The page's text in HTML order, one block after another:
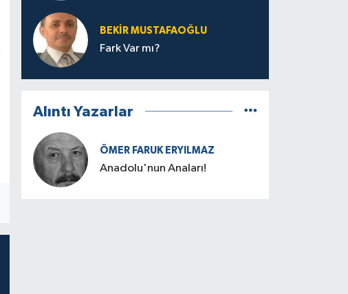
BEKIR MUSTAFAOĞLU
Fark Var mı?
Alıntı Yazarlar
ÖMER FARUK ERYILMAZ
Anadolu'nun Anaları!